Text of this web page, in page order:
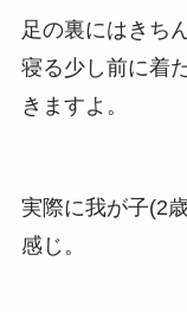
足の裏にはきち
寝る少し前に着
きますよ。
実際に我が子(2
感じ。